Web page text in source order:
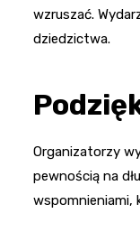
wzruszać.
dziedzictwa.
Organizatorzy
pewnością na
wspomnieniami,